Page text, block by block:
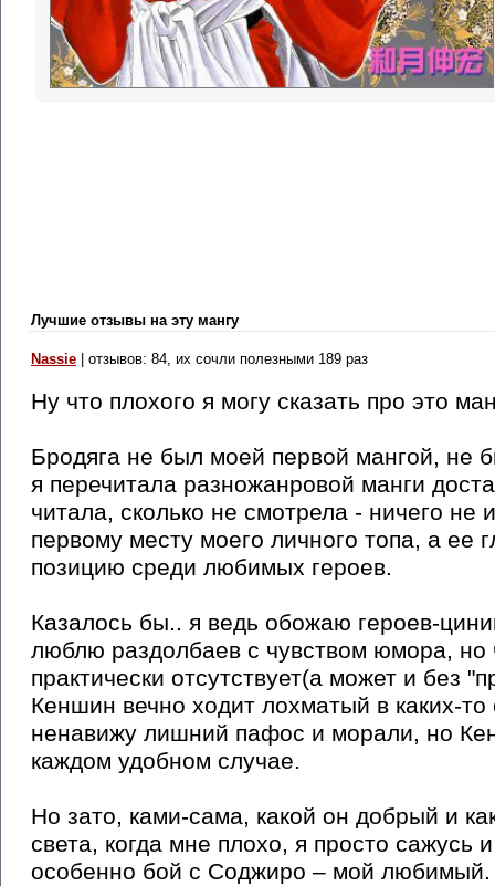
Лучшие отзывы на эту мангу
Nassie | отзывов: 84, их сочли полезными 189 раз
Ну что плохого я могу сказать про это
Бродяга не был моей первой мангой, не
я перечитала разножанровой манги
читала, сколько не смотрела - ничего
первому месту моего личного топа, а ее
позицию среди любимых героев.
Казалось бы.. я ведь обожаю героев-
люблю раздолбаев с чувством юмора,
практически отсутствует(а может и без
Кеншин вечно ходит лохматый в каких-
ненавижу лишний пафос и морали, но
каждом удобном случае.
Но зато, ками-сама, какой он добрый и
света, когда мне плохо, я просто
особенно бой с Соджиро – мой любимый.